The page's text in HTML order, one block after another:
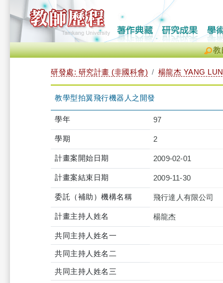
教
研發處: 研究計畫 (非國科會) 楊龍杰 YANG
教學型拍翼飛行機器人之開發
學年 97
學期 2
計畫案開始日期 2009-02-01
計畫案結束日期 2009-11-30
委託（補助）機構名稱 飛行達人有限公司
計畫主持人姓名 楊龍杰
共同主持人姓名一
共同主持人姓名二
共同主持人姓名三